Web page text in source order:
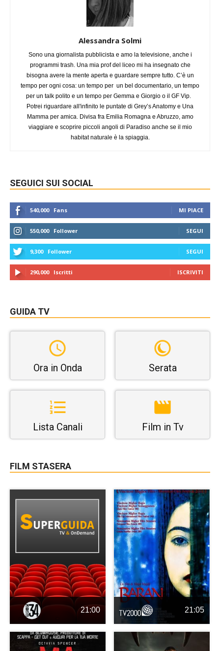
Alessandra Solmi
Sono una giornalista pubblicista e amo la televisione, anche i
programmi trash. Una mia prof del liceo mi ha insegnato che
bisogna avere la mente aperta e guardare sempre tutto. C’è un
tempo per ogni cosa: un tempo per un bel documentario, un tempo
per un talk polito e un tempo per Gemma e Giorgio o il GF Vip.
Potrei riguardare all'infinito le puntate di Grey’s Anatomy e Una
Mamma per amica. Divisa fra Emilia Romagna e Abruzzo, amo
viaggiare e scoprire piccoli angoli di Paradiso anche se il mio
habitat naturale è la spiaggia.
SEGUICI SUI SOCIAL
540,000 Fans MI PIACE
550,000 Follower SEGUI
9,300 Follower SEGUI
290,000 Iscritti ISCRIVITI
GUIDA TV
Ora in Onda Serata
Lista Canali Film in Tv
FILM STASERA
21:00 21:05